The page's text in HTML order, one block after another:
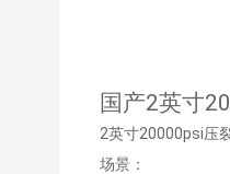
国产2英寸
2英寸20000psi压
场景：